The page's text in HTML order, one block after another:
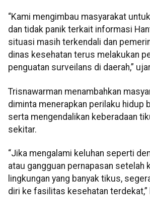
“Kami mengimbau masyarakat
dan tidak panik terkait informasi
situasi masih terkendali dan
dinas kesehatan terus melakukan
penguatan surveilans di daerah,”
Trisnawarman menambahkan
diminta menerapkan perilaku hidup
serta mengendalikan keberadaan
sekitar.
“Jika mengalami keluhan seperti
atau gangguan pernapasan setelah
lingkungan yang banyak tikus,
diri ke fasilitas kesehatan terdekat,”